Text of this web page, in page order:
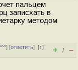
пальцем
записхать в
методом
] [ответить][↑]
+ / –